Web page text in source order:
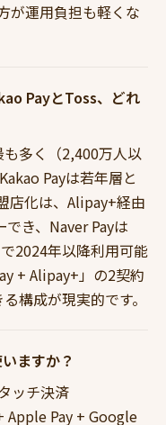
が運用負担も軽くな
PayとToss、どれ
多く（2,400万人以
Payは若年層と
店化は、Alipay+経由
き、Naver Payは
2024年以降利用可能
+ Alipay+」の2契約
構成が現実的です。
ますか？
ッチ決済
Apple Pay + Google